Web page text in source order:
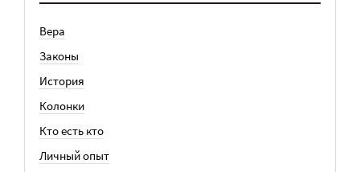
Вера
Законы
История
Колонки
Кто есть кто
Личный опыт